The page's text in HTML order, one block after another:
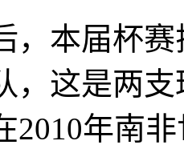
本届杯赛
，这是两
年南非